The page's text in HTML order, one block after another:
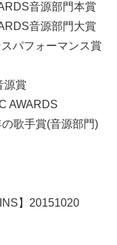
音源部門本賞
音源部門大賞
パフォーマンス賞
源賞
AWARDS
歌手賞(音源部門)
】20151020